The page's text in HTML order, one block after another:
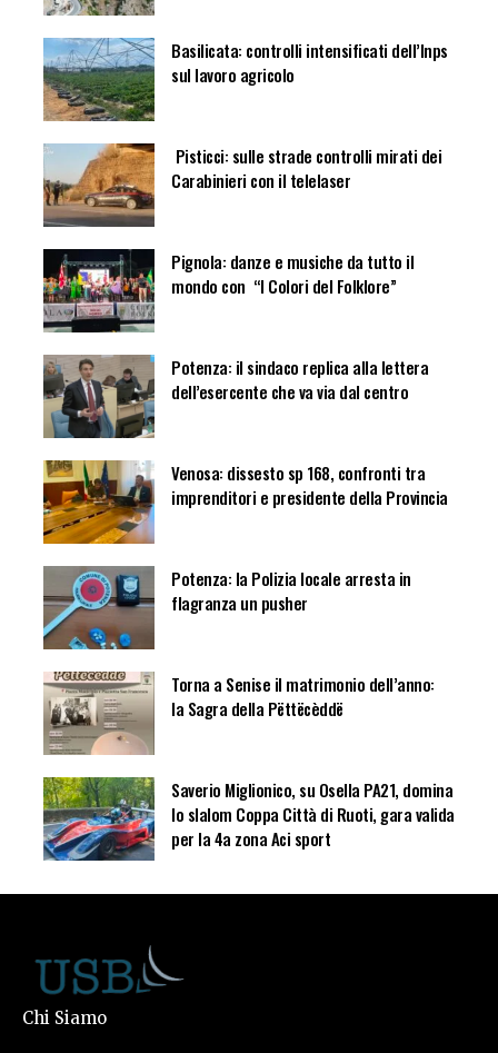
Basilicata: controlli intensificati dell’Inps
sul lavoro agricolo
Pisticci: sulle strade controlli mirati dei
Carabinieri con il telelaser
Pignola: danze e musiche da tutto il
mondo con “I Colori del Folklore”
Potenza: il sindaco replica alla lettera
dell’esercente che va via dal centro
Venosa: dissesto sp 168, confronti tra
imprenditori e presidente della Provincia
Potenza: la Polizia locale arresta in
flagranza un pusher
Torna a Senise il matrimonio dell’anno:
la Sagra della Pëttëcèddë
Saverio Miglionico, su Osella PA21, domina
lo slalom Coppa Città di Ruoti, gara valida
per la 4a zona Aci sport
Chi Siamo